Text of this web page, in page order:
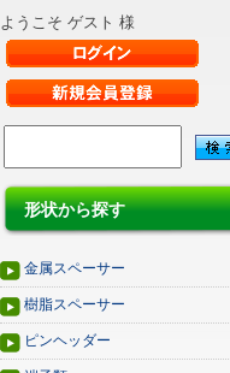
ようこそ ゲスト 様
形状から探す
金属スペーサー
樹脂スペーサー
ピンヘッダー